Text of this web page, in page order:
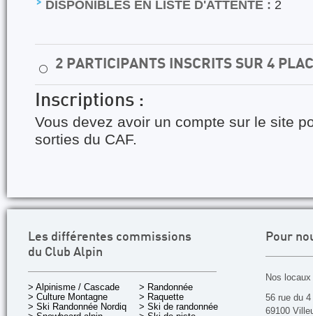
DISPONIBLES EN LISTE D'ATTENTE : 2
⚪ 2 PARTICIPANTS INSCRITS SUR 4
Inscriptions :
Vous devez avoir un compte sur le site
sorties du CAF.
Les différentes commissions
du Club Alpin
> Alpinisme / Cascade
> Culture Montagne
> Ski Randonnée Nordique
> Randonnée
> Raquette
> Ski de randonnée
Pour
Nos
56 rue du
69100